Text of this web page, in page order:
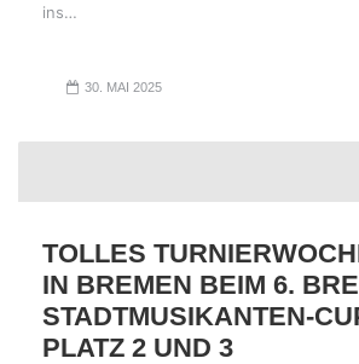
ins…
30. MAI 2025
TOLLES
IN BREMEN BEIM 6.
STADTMUSIKANTEN-
PLATZ 2 UND 3